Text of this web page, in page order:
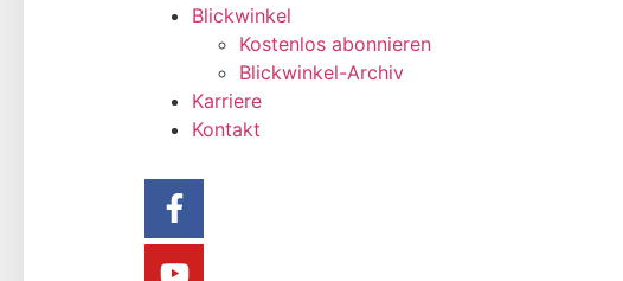
Blickwinkel
Kostenlos abonnieren
Blickwinkel-Archiv
Karriere
Kontakt